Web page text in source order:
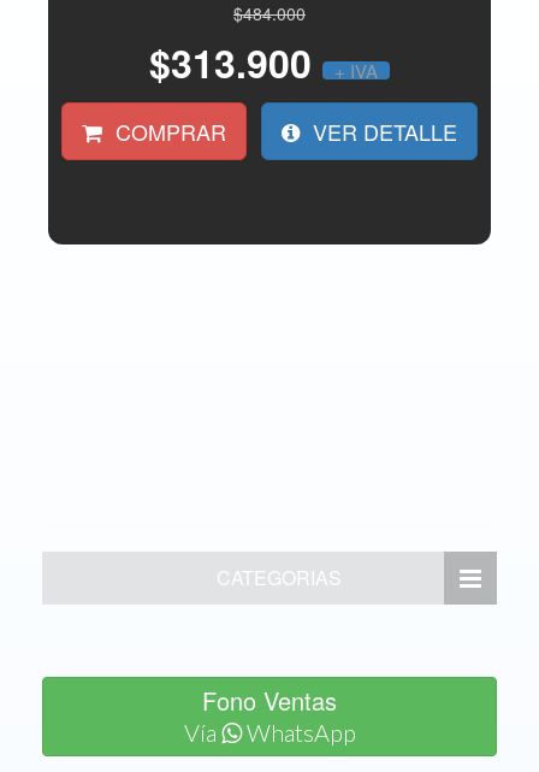
$484.000
$313.900 + IVA
COMPRAR VER DETALLE
CATEGORIAS
Fono Ventas
Vía WhatsApp